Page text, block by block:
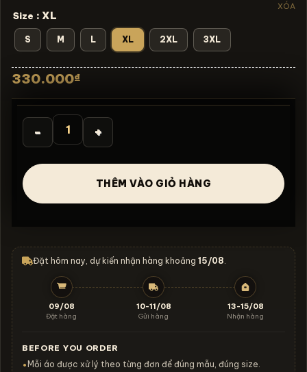
Size : XL
S M L XL 2XL 3XL
XÓA
330.000₫
Áo thun rock vintage Black Sabbath Cross Skull - B53
THÊM VÀO GIỎ HÀNG
Đặt hôm nay, dự kiến nhận hàng khoảng 15/08
09/08
Đặt hàng
10-11/08
Gửi hàng
13-15/08
Nhận hàng
BEFORE YOU ORDER
•Mỗi áo được xử lý theo từng đơn để đúng mẫu, đúng size.